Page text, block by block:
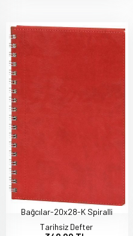
Bağcılar-20x28-K Spiralli
Tarihsiz Defter